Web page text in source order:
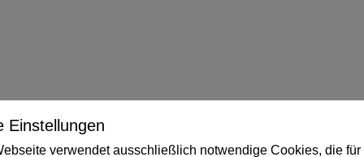
Einstellungen
verwendet ausschließlich notwendige Cookies, die für